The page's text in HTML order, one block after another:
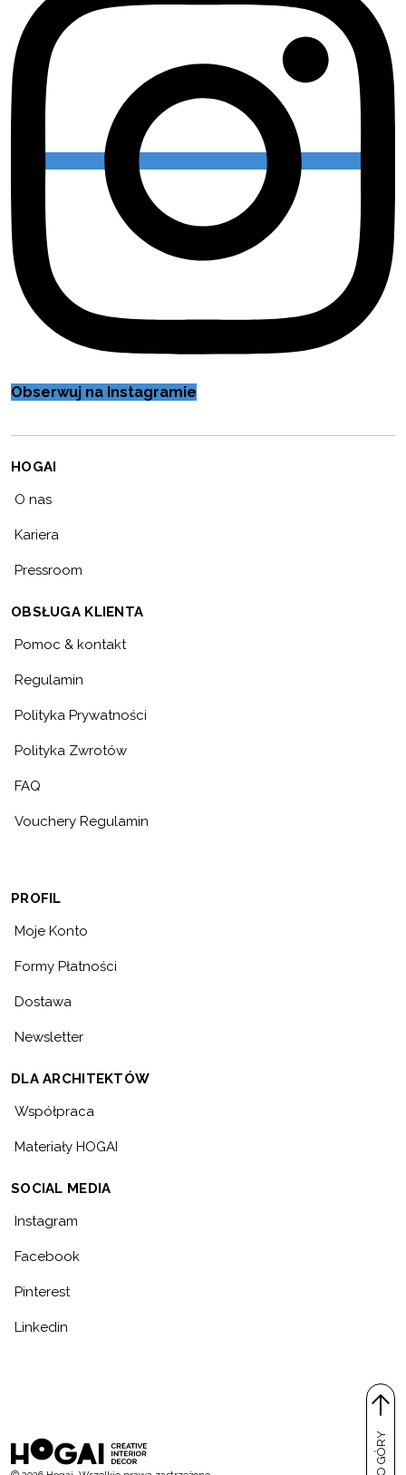
Obserwuj na Instagramie
HOGAI
O nas
Kariera
Pressroom
OBSŁUGA KLIENTA
Pomoc & kontakt
Regulamin
Polityka Prywatności
Polityka Zwrotów
FAQ
Vouchery Regulamin
PROFIL
Moje Konto
Formy Płatności
Dostawa
Newsletter
DLA ARCHITEKTÓW
Współpraca
Materiały HOGAI
SOCIAL MEDIA
Instagram
Facebook
Pinterest
Linkedin
DO GÓRY